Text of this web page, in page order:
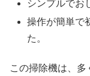
シンプルでお
操作が簡単で
た。
この掃除機は、